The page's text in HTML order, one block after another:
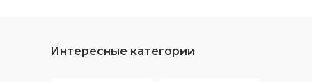
Интересные категории